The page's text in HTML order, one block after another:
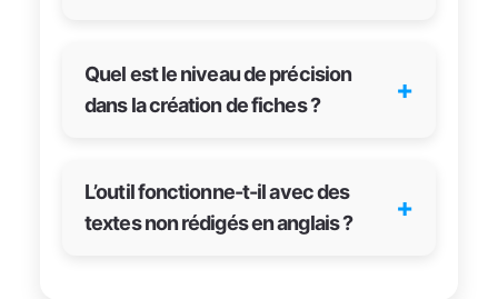
Quel est le niveau de précision
dans la création de fiches ?
+
L’outil fonctionne-t-il avec des
textes non rédigés en anglais ?
+